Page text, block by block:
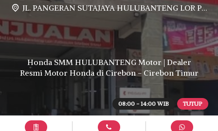
08:00 - 14:00 WIB TUTUP
JL. PANGERAN SUTAJAYA HULUBANTENG LOR PABUARAN CIREBON TIMUR, Ds. Babakan gebang cirebon Gebang udik cirebon Ciledug cirebon Karang wareng cirebon
Honda SMM HULUBANTENG Motor | Dealer
Resmi Motor Honda di Cirebon - Cirebon Timur